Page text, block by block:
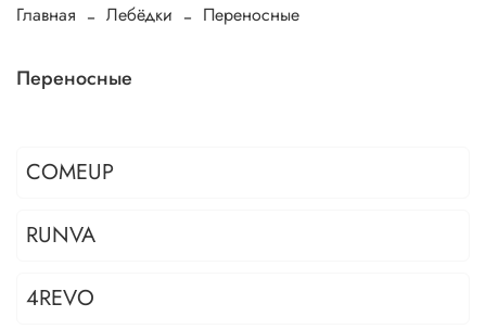
Главная Лебёдки Переносные
Переносные
COMEUP
RUNVA
4REVO